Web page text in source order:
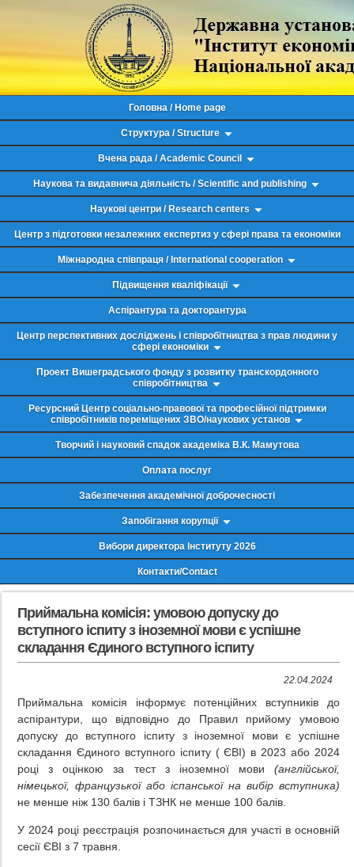
Головна / Home page
Структура / Structure
Вчена рада / Academic Council
Наукова та видавнича діяльність / Scientific and publishing
Наукові центри / Research centers
Центр з підготовки незалежних експертиз у сфері права та економіки
Міжнародна співпраця / International cooperation
Підвищення кваліфікації
Аспірантура та докторантура
Центр перспективних досліджень і співробітництва з прав людини у
сфері економіки
Проект Вишеградського фонду з розвитку транскордонного
співробітництва
Ресурсний Центр соціально-правової та професійної підтримки
співробітників переміщених ЗВО/наукових установ
Творчий і науковий спадок академіка В.К. Мамутова
Оплата послуг
Забезпечення академічної доброчесності
Запобігання корупції
Вибори директора Інституту 2026
Контакти/Contact
Приймальна комісія: умовою допуску до
вступного іспиту з іноземної мови є успішне
складання Єдиного вступного іспиту
22.04.2024
Приймальна комісія інформує потенційних вступників до
аспірантури, що відповідно до Правил прийому умовою
допуску до вступного іспиту з іноземної мови є успішне
складання Єдиного вступного іспиту ( ЄВІ) в 2023 або 2024
році з оцінкою за тест з іноземної мови (англійської,
німецької, французької або іспанської на вибір вступника)
не менше ніж 130 балів і ТЗНК не менше 100 балів.
У 2024 році реєстрація розпочинається для участі в основній
сесії ЄВІ з 7 травня.